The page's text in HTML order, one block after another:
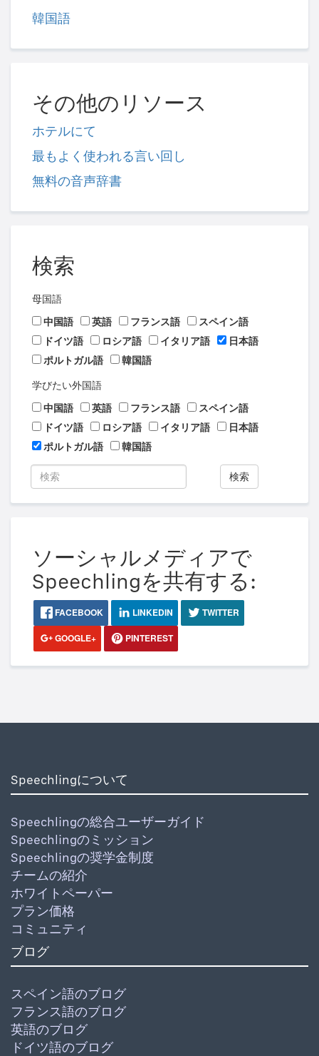
韓国語
その他のリソース
ホテルにて
最もよく使われる言い回し
無料の音声辞書
検索
母国語
中国語
英語 フランス語
スペイン語
ドイツ語
ロシア語 イタリア語
日本語
ポルトガル語
韓国語
学びたい外国語
中国語
英語 フランス語
スペイン語
ドイツ語
ロシア語 イタリア語
日本語
ポルトガル語
韓国語
検索
ソーシャルメディアで
Speechlingを共有する:
FACEBOOK LINKEDIN
TWITTER
GOOGLE+
PINTEREST
Speechlingについて
Speechlingの総合ユーザーガイド
Speechlingのミッション
Speechlingの奨学金制度
チームの紹介
ホワイトペーパー
プラン価格
コミュニティ
ブログ
スペイン語のブログ
フランス語のブログ
英語のブログ
ドイツ語のブログ